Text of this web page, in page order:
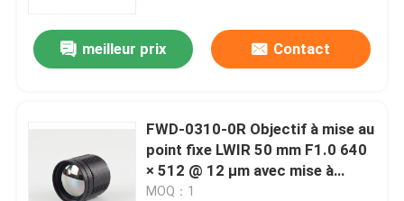
meilleur prix Contact
FWD-0310-0R Objectif à mise au
point fixe LWIR 50 mm F1.0 640
× 512 @ 12 μm avec mise à
niveau du germanium vers le
MOQ：1